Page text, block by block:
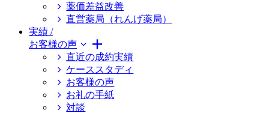
薬価差益改善
直営薬局（れんげ薬局）
実績 /
お客様の声
直近の成約実績
ケーススタディ
お客様の声
お礼の手紙
対談